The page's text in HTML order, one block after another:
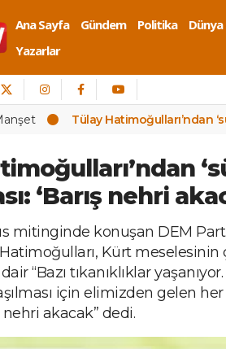
Ana Sayfa Gündem Politika
Yazarlar
Tülay Hatimoğulları’ndan
‘Barış nehri
mitinginde konuşan DEM
Kürt
“Bazı tıkanıklıklar
için elimizden gelen
nehri akacak” dedi.